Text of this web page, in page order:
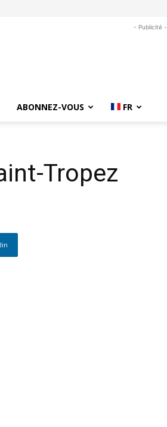
- Publicité -
ABONNEZ-VOUS FR
Tropez